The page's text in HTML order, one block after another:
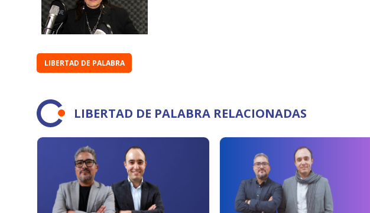
LIBERTAD DE PALABRA
LIBERTAD DE PALABRA RELACIONADAS